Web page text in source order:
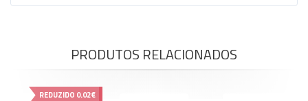
PRODUTOS RELACIONADOS
REDUZIDO 0.02€